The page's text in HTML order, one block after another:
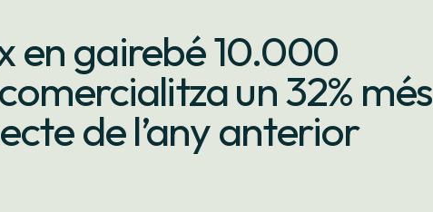
en gairebé 10.000
un 32% més
de l’any anterior